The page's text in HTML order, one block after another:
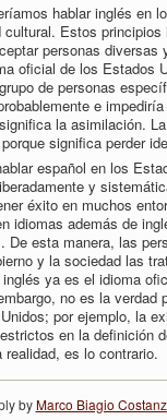
hablar inglés en
cultural. Estos
personas
oficial de los Estados
de personas
e
la asimilación.
significa perder
español en los
y
éxito en muchos
idiomas además de
De esta manera, las
y la sociedad las
ya es el idioma
no es la verdad
por ejemplo, la
en la definición
realidad, es lo contrario.
byMarco Biagio